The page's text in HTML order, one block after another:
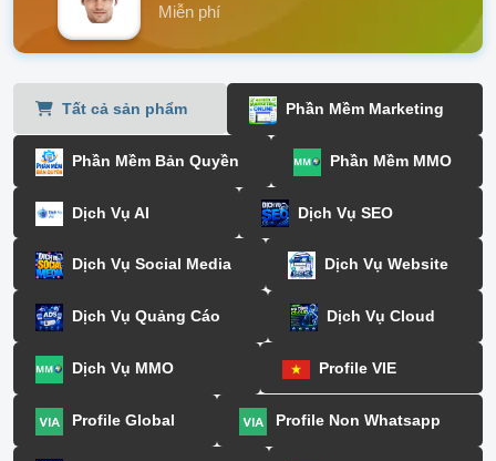
Miễn phí
Tất cả sản phẩm Phần Mềm Marketing
Phần Mềm Bản Quyền Phần Mềm MMO
Dịch Vụ AI Dịch Vụ SEO
Dịch Vụ Social Media Dịch Vụ Website
Dịch Vụ Quảng Cáo Dịch Vụ Cloud
Dịch Vụ MMO Profile VIE
Profile Global Profile Non Whatsapp